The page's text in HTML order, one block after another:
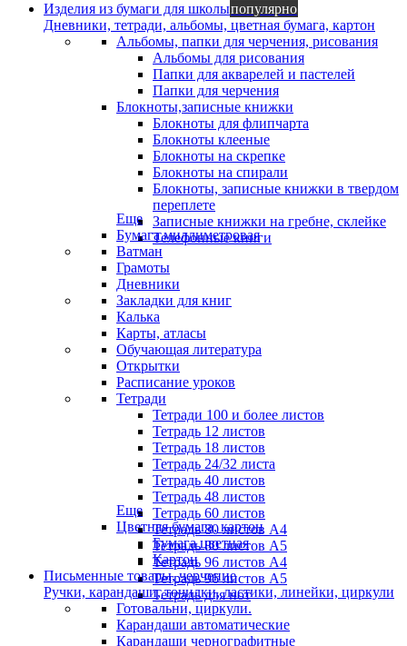
Изделия из бумаги для школыпопулярно
Дневники, тетради, альбомы, цветная бумага, картон
Альбомы, папки для черчения, рисования
Альбомы для рисования
Папки для акварелей и пастелей
Папки для черчения
Блокноты,записные книжки
Блокноты для флипчарта
Блокноты клееные
Блокноты на скрепке
Блокноты на спирали
Блокноты, записные книжки в твердом
переплете
Записные книжки на гребне, склейке
Телефонные книги
Еще
Бумага миллиметровая
Ватман
Грамоты
Дневники
Закладки для книг
Калька
Карты, атласы
Обучающая литература
Открытки
Расписание уроков
Тетради
Тетради 100 и более листов
Тетрадь 12 листов
Тетрадь 18 листов
Тетрадь 24/32 листа
Тетрадь 40 листов
Тетрадь 48 листов
Тетрадь 60 листов
Тетрадь 80 листов А4
Тетрадь 80 листов А5
Тетрадь 96 листов А4
Тетрадь 96 листов А5
Тетрадь для нот
Еще
Цветная бумага, картон
Бумага цветная
Картон
Письменные товары, черчение
Ручки, карандаши, точилки, ластики, линейки, циркули
Готовальни, циркули.
Карандаши автоматические
Карандаши чернографитные